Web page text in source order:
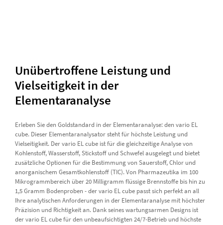
Unübertroffene Leistung und
Vielseitigkeit in der
Elementaranalyse
Erleben Sie den Goldstandard in der Elementaranalyse: den vario EL
cube. Dieser Elementaranalysator steht für höchste Leistung und
Vielseitigkeit. Der vario EL cube ist für die gleichzeitige Analyse von
Kohlenstoff, Wasserstoff, Stickstoff und Schwefel ausgelegt und bietet
zusätzliche Optionen für die Bestimmung von Sauerstoff, Chlor und
anorganischem Gesamtkohlenstoff (TIC). Von Pharmazeutika im 100
Mikrogrammbereich über 20 Milligramm flüssige Brennstoffe bis hin zu
1,5 Gramm Bodenproben - der vario EL cube passt sich perfekt an all
Ihre analytischen Anforderungen in der Elementaranalyse mit höchster
Präzision und Richtigkeit an. Dank seines wartungsarmen Designs ist
der vario EL cube für den unbeaufsichtigten 24/7-Betrieb und höchste